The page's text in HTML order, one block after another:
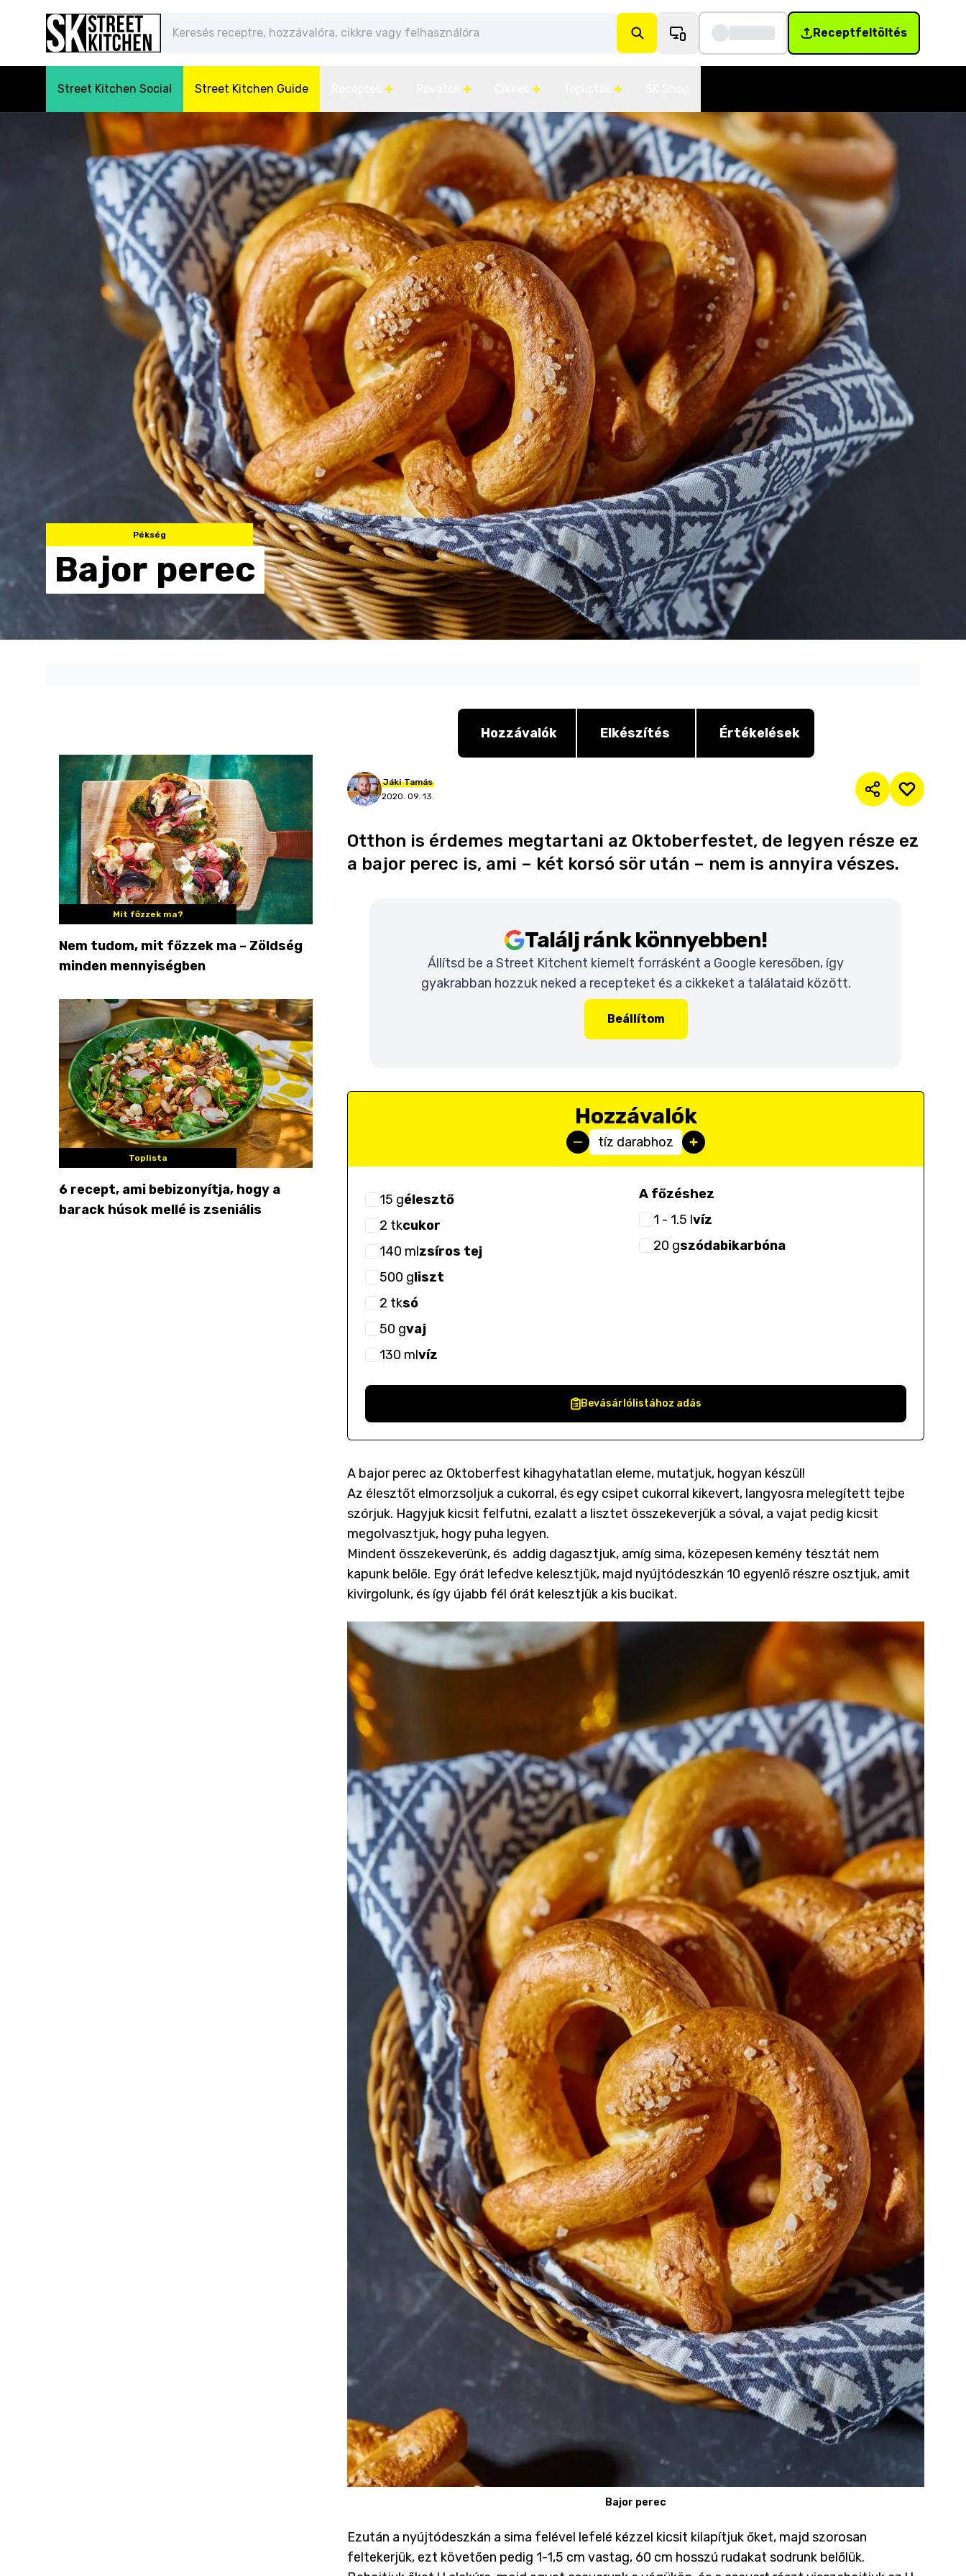
Receptfeltöltés
Street Kitchen Social Street Kitchen Guide
Pékség
Bajor perec
Mit főzzek ma?
Nem tudom, mit főzzek ma – Zöldség
minden mennyiségben
Toplista
6 recept, ami bebizonyítja, hogy a
barack húsok mellé is zseniális
Hozzávalók Elkészítés Értékelések
Jáki Tamás
2020. 09. 13.
Otthon is érdemes megtartani az Oktoberfestet, de legyen része ez
a bajor perec is, ami – két korsó sör után – nem is annyira vészes.
Találj ránk könnyebben!
Állítsd be a Street Kitchent kiemelt forrásként a Google keresőben, így
gyakrabban hozzuk neked a recepteket és a cikkeket a találataid között.
Beállítom
Hozzávalók
tíz darabhoz
15 gélesztő
2 tkcukor
140 mlzsíros tej
500 gliszt
2 tksó
50 gvaj
130 mlvíz
A főzéshez
1 - 1.5 lvíz
20 gszódabikarbóna
Bevásárlólistához adás
A bajor perec az Oktoberfest kihagyhatatlan eleme, mutatjuk, hogyan készül!
Az élesztőt elmorzsoljuk a cukorral, és egy csipet cukorral kikevert, langyosra melegített tejbe
szórjuk. Hagyjuk kicsit felfutni, ezalatt a lisztet összekeverjük a sóval, a vajat pedig kicsit
megolvasztjuk, hogy puha legyen.
Mindent összekeverünk, és addig dagasztjuk, amíg sima, közepesen kemény tésztát nem
kapunk belőle. Egy órát lefedve kelesztjük, majd nyújtódeszkán 10 egyenlő részre osztjuk, amit
kivirgolunk, és így újabb fél órát kelesztjük a kis bucikat.
Bajor perec
Ezután a nyújtódeszkán a sima felével lefelé kézzel kicsit kilapítjuk őket, majd szorosan
feltekerjük, ezt követően pedig 1-1,5 cm vastag, 60 cm hosszú rudakat sodrunk belőlük.